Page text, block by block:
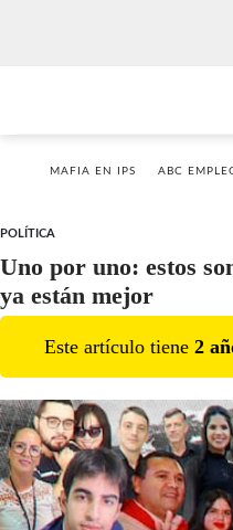
MAFIA EN IPS ABC
POLÍTICA
Uno por uno: estos
ya están mejor
Este artículo tiene 2